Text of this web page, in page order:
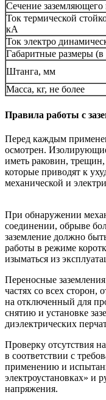
Сечение
Ток термической
кА
Ток электро
Габаритные размеры (в
Штанга, мм
Масса, кг, не более
Правила работы с
Перед каждым
осмотрен.
иметь раковин,
которые приводят к
механической и
При обнаружении
соединении, обрыве
заземление должно
работы в режиме
изыматься из
Переносные
частях со всех сторон,
на отключенный для
снятию и установке
диэлектрических
Проверку отсутствия
в соответствии с
применению и
электроустановках» и
напряжения.